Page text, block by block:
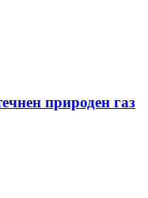
природен газ